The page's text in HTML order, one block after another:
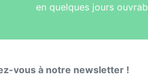
en quelques jours
vous à notre newsletter !